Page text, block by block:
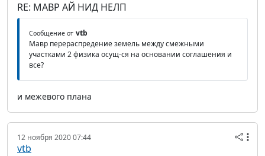
RE: МАВР АЙ НИД НЕЛП
Сообщение от vtb
Мавр перераспредение земель между смежными
участками 2 физика осущ-ся на основании соглашения и
все?
и межевого плана
12 ноября 2020 07:44
vtb